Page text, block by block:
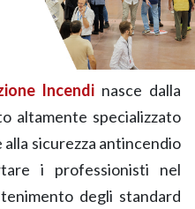
Incendi nasce dalla
altamente specializzato
sicurezza antincendio
i professionisti nel
degli standard